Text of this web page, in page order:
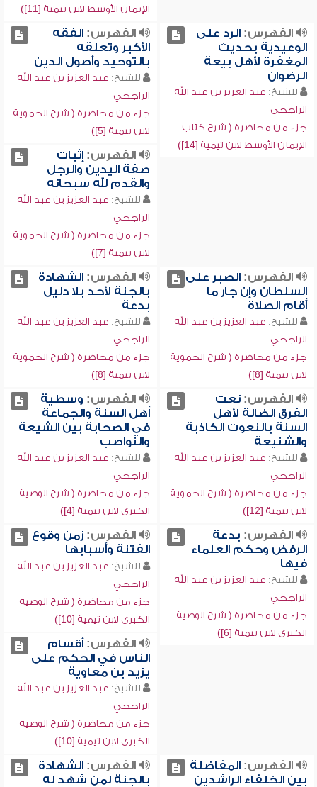
الإيمان الأوسط لابن تيمية [11])
الفهرس:الرد على
الوعيدية بحديث
المغفرة لأهل بيعة
الرضوان
للشيخ: عبد العزيز بن عبد الله
الراجحي
جزء من محاضرة ( شرح كتاب
الإيمان الأوسط لابن تيمية [14])
الفهرس:الفقه
الأكبر وتعلقه
بالتوحيد وأصول الدين
للشيخ: عبد العزيز بن عبد الله
الراجحي
جزء من محاضرة ( شرح الحموية
لابن تيمية [5])
الفهرس:إثبات
صفة اليدين والرجل
والقدم لله سبحانه
للشيخ: عبد العزيز بن عبد الله
الراجحي
جزء من محاضرة ( شرح الحموية
لابن تيمية [7])
الفهرس:الصبر على
السلطان وإن جار ما
أقام الصلاة
للشيخ: عبد العزيز بن عبد الله
الراجحي
جزء من محاضرة ( شرح الحموية
لابن تيمية [8])
الفهرس:الشهادة
بالجنة لأحد بلا دليل
بدعة
للشيخ: عبد العزيز بن عبد الله
الراجحي
جزء من محاضرة ( شرح الحموية
لابن تيمية [8])
الفهرس:نعت
الفرق الضالة لأهل
السنة بالنعوت الكاذبة
والشنيعة
للشيخ: عبد العزيز بن عبد الله
الراجحي
جزء من محاضرة ( شرح الحموية
لابن تيمية [12])
الفهرس: وسطية
أهل السنة والجماعة
في الصحابة بين الشيعة
والنواصب
للشيخ: عبد العزيز بن عبد الله
الراجحي
جزء من محاضرة ( شرح الوصية
الكبرى لابن تيمية [4])
الفهرس: بدعة
الرفض وحكم العلماء
فيها
للشيخ: عبد العزيز بن عبد الله
الراجحي
جزء من محاضرة ( شرح الوصية
الكبرى لابن تيمية [6])
الفهرس:زمن وقوع
الفتنة وأسبابها
للشيخ: عبد العزيز بن عبد الله
الراجحي
جزء من محاضرة ( شرح الوصية
الكبرى لابن تيمية [10])
الفهرس:أقسام
الناس في الحكم على
يزيد بن معاوية
للشيخ: عبد العزيز بن عبد الله
الراجحي
جزء من محاضرة ( شرح الوصية
الكبرى لابن تيمية [10])
الفهرس:المفاضلة
بين الخلفاء الراشدين
الفهرس:الشهادة
بالجنة لمن شهد له